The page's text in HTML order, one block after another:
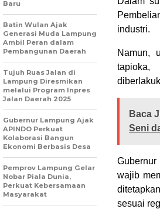
industri.
Namun,
tapioka,
Baca
Seni
wajib
sesuai
Baru
Batin Wulan Ajak
Generasi Muda Lampung
Ambil Peran dalam
Pembangunan Daerah
Tujuh Ruas Jalan di
Lampung Diresmikan
melalui Program Inpres
Jalan Daerah 2025
Gubernur Lampung Ajak
APINDO Perkuat
Kolaborasi Bangun
Ekonomi Berbasis Desa
Pemprov Lampung Gelar
Nobar Piala Dunia,
Perkuat Kebersamaan
Masyarakat